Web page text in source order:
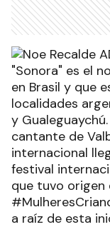
"Sonora" es el
en Brasil y que
localidades
y
cantante de
internacional
festival
que tuvo origen
a raíz de esta